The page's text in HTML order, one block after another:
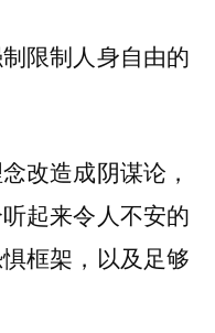
限制人身自由的
改造成阴谋论，
起来令人不安的
框架，以及足够